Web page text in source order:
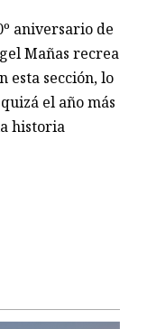
aniversario de
Mañas recrea
esta sección, lo
el año más
historia